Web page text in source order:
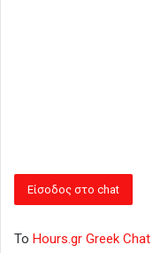
Το Hours.gr Greek Chat